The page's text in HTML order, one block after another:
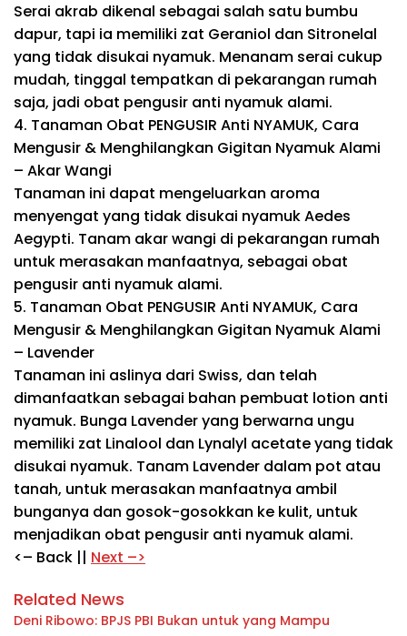
Serai akrab dikenal sebagai salah satu bumbu
dapur, tapi ia memiliki zat Geraniol dan Sitronelal
yang tidak disukai nyamuk. Menanam serai cukup
mudah, tinggal tempatkan di pekarangan rumah
saja, jadi obat pengusir anti nyamuk alami.
4. Tanaman Obat PENGUSIR Anti NYAMUK, Cara
Mengusir & Menghilangkan Gigitan Nyamuk Alami
– Akar Wangi
Tanaman ini dapat mengeluarkan aroma
menyengat yang tidak disukai nyamuk Aedes
Aegypti. Tanam akar wangi di pekarangan rumah
untuk merasakan manfaatnya, sebagai obat
pengusir anti nyamuk alami.
5. Tanaman Obat PENGUSIR Anti NYAMUK, Cara
Mengusir & Menghilangkan Gigitan Nyamuk Alami
– Lavender
Tanaman ini aslinya dari Swiss, dan telah
dimanfaatkan sebagai bahan pembuat lotion anti
nyamuk. Bunga Lavender yang berwarna ungu
memiliki zat Linalool dan Lynalyl acetate yang tidak
disukai nyamuk. Tanam Lavender dalam pot atau
tanah, untuk merasakan manfaatnya ambil
bunganya dan gosok-gosokkan ke kulit, untuk
menjadikan obat pengusir anti nyamuk alami.
<– Back || Next –>
Related News
Deni Ribowo: BPJS PBI Bukan untuk yang Mampu